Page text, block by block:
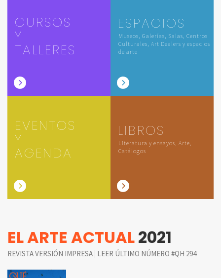
CURSOS
Y
TALLERES
ESPACIOS
Museos, Galerías, Salas, Centros
Culturales, Art Dealers y espacios
de arte
EVENTOS
Y
AGENDA
LIBROS
Literatura y ensayos, Arte,
Catálogos
EL ARTE ACTUAL2021
REVISTA VERSIÓN IMPRESA | LEER ÚLTIMO NÚMERO #QH 294